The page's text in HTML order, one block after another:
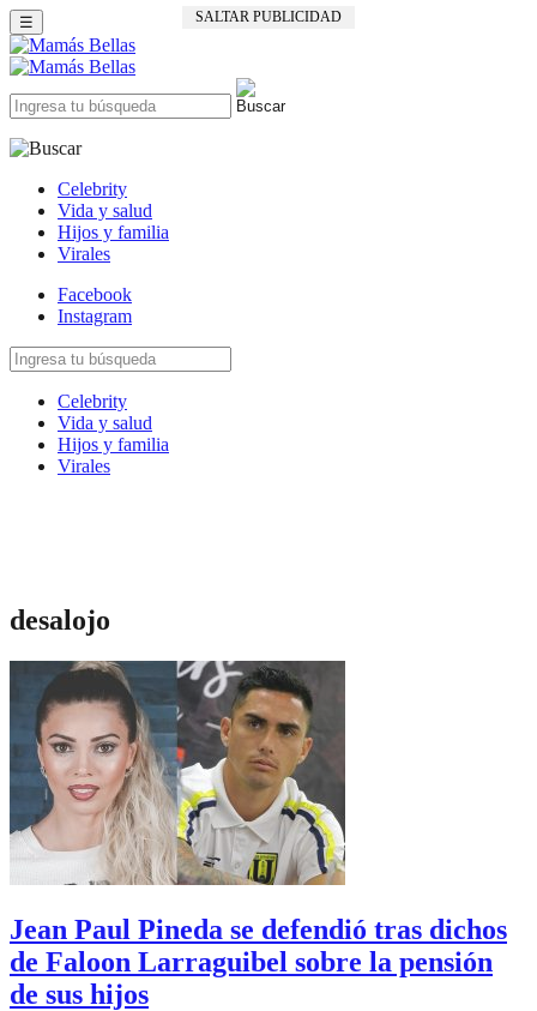
SALTAR PUBLICIDAD
☰
Celebrity
Vida y salud
Hijos y familia
Virales
Facebook
Instagram
Celebrity
Vida y salud
Hijos y familia
Virales
desalojo
Jean Paul Pineda se defendió tras dichos
de Faloon Larraguibel sobre la pensión
de sus hijos